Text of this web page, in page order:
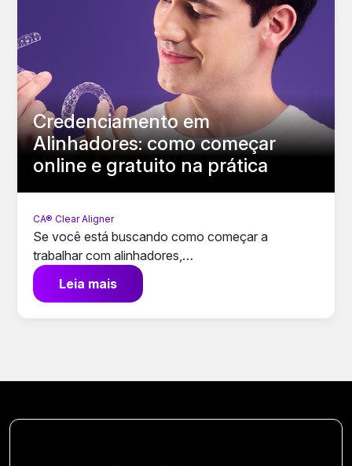
Credenciamento em
Alinhadores: como começar
online e gratuito na prática
CA® Clear Aligner
Se você está buscando como começar a
trabalhar com alinhadores,…
Leia mais